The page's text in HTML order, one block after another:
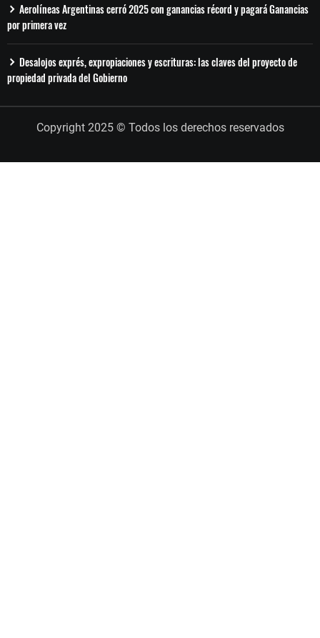
Aerolíneas Argentinas cerró 2025 con ganancias récord y pagará Ganancias
por primera vez
Desalojos exprés, expropiaciones y escrituras: las claves del proyecto de
propiedad privada del Gobierno
Copyright 2025 © Todos los derechos reservados